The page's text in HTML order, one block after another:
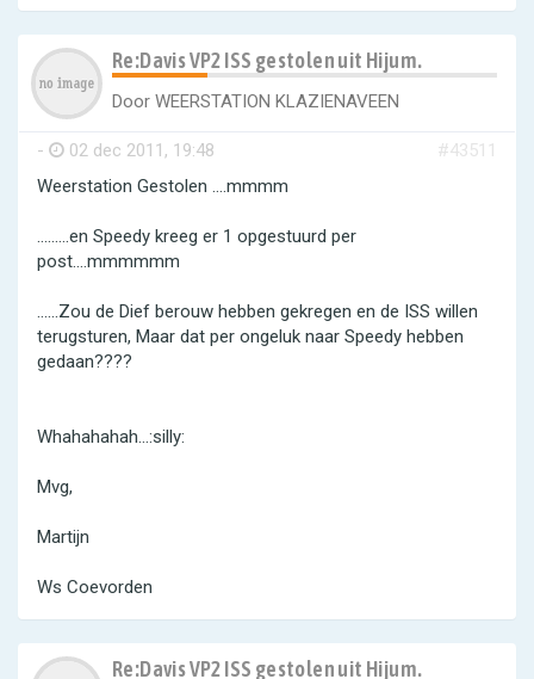
Re:Davis VP2 ISS gestolen uit Hijum.
Door WEERSTATION KLAZIENAVEEN
- 02 dec 2011, 19:48
#43511
Weerstation Gestolen ....mmmm
.........en Speedy kreeg er 1 opgestuurd per
post....mmmmmm
......Zou de Dief berouw hebben gekregen en de ISS willen
terugsturen, Maar dat per ongeluk naar Speedy hebben
gedaan????
Whahahahah...:silly:
Mvg,
Martijn
Ws Coevorden
Re:Davis VP2 ISS gestolen uit Hijum.